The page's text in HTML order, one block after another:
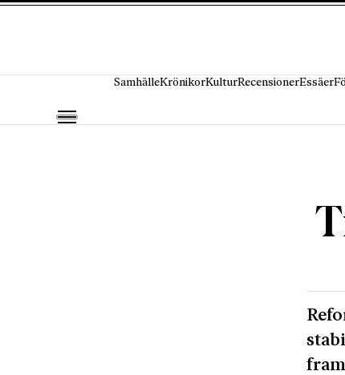
SamhälleKrönikorKulturRecensionerEssäer